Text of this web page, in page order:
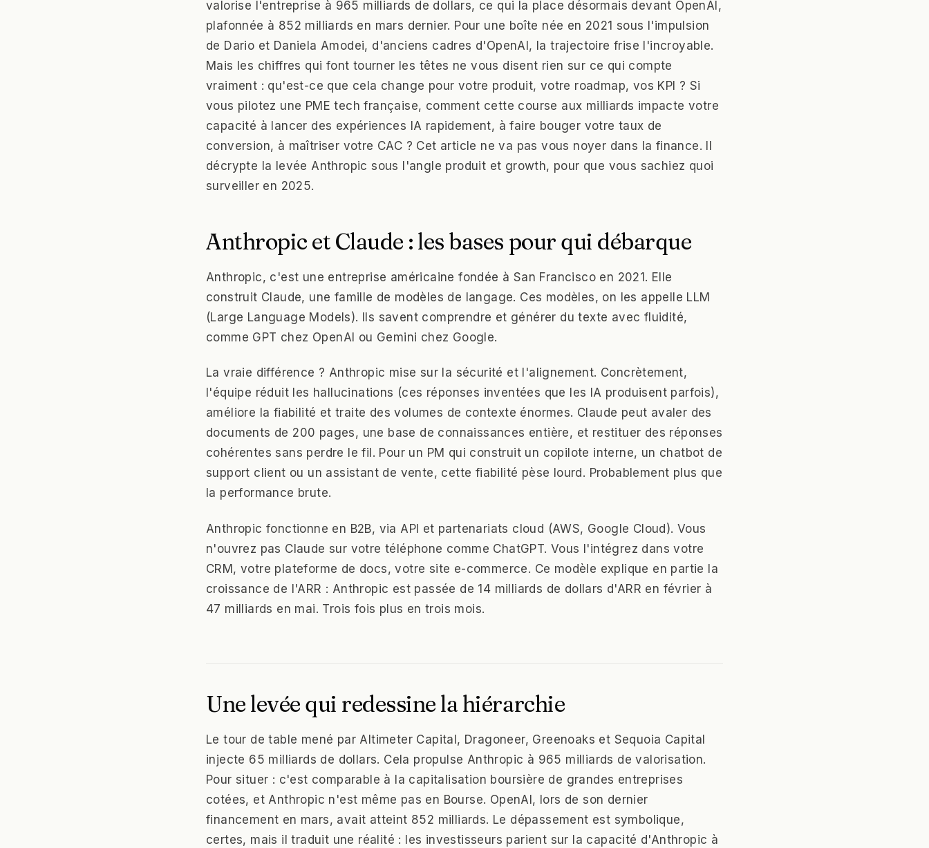
valorise l'entreprise à 965 milliards de dollars, ce qui la place désormais devant OpenAI,
plafonnée à 852 milliards en mars dernier. Pour une boîte née en 2021 sous l'impulsion
de Dario et Daniela Amodei, d'anciens cadres d'OpenAI, la trajectoire frise l'incroyable.
Mais les chiffres qui font tourner les têtes ne vous disent rien sur ce qui compte
vraiment : qu'est-ce que cela change pour votre produit, votre roadmap, vos KPI ? Si
vous pilotez une PME tech française, comment cette course aux milliards impacte votre
capacité à lancer des expériences IA rapidement, à faire bouger votre taux de
conversion, à maîtriser votre CAC ? Cet article ne va pas vous noyer dans la finance. Il
décrypte la levée Anthropic sous l'angle produit et growth, pour que vous sachiez quoi
surveiller en 2025.
Anthropic et Claude : les bases pour qui débarque
Anthropic, c'est une entreprise américaine fondée à San Francisco en 2021. Elle
construit Claude, une famille de modèles de langage. Ces modèles, on les appelle LLM
(Large Language Models). Ils savent comprendre et générer du texte avec fluidité,
comme GPT chez OpenAI ou Gemini chez Google.
La vraie différence ? Anthropic mise sur la sécurité et l'alignement. Concrètement,
l'équipe réduit les hallucinations (ces réponses inventées que les IA produisent parfois),
améliore la fiabilité et traite des volumes de contexte énormes. Claude peut avaler des
documents de 200 pages, une base de connaissances entière, et restituer des réponses
cohérentes sans perdre le fil. Pour un PM qui construit un copilote interne, un chatbot de
support client ou un assistant de vente, cette fiabilité pèse lourd. Probablement plus que
la performance brute.
Anthropic fonctionne en B2B, via API et partenariats cloud (AWS, Google Cloud). Vous
n'ouvrez pas Claude sur votre téléphone comme ChatGPT. Vous l'intégrez dans votre
CRM, votre plateforme de docs, votre site e-commerce. Ce modèle explique en partie la
croissance de l'ARR : Anthropic est passée de 14 milliards de dollars d'ARR en février à
47 milliards en mai. Trois fois plus en trois mois.
Une levée qui redessine la hiérarchie
Le tour de table mené par Altimeter Capital, Dragoneer, Greenoaks et Sequoia Capital
injecte 65 milliards de dollars. Cela propulse Anthropic à 965 milliards de valorisation.
Pour situer : c'est comparable à la capitalisation boursière de grandes entreprises
cotées, et Anthropic n'est même pas en Bourse. OpenAI, lors de son dernier
financement en mars, avait atteint 852 milliards. Le dépassement est symbolique,
certes, mais il traduit une réalité : les investisseurs parient sur la capacité d'Anthropic à